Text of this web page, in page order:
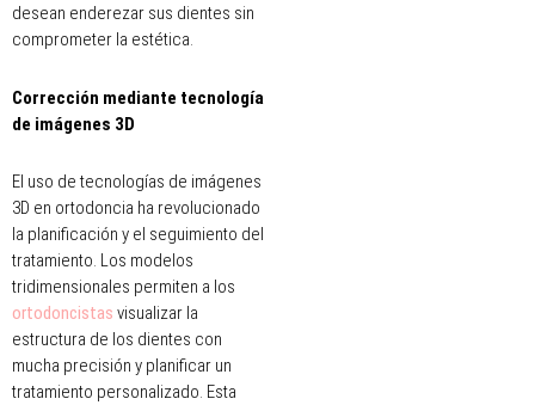
desean enderezar sus dientes sin
comprometer la estética.
Corrección mediante tecnología
de imágenes 3D
El uso de tecnologías de imágenes
3D en ortodoncia ha revolucionado
la planificación y el seguimiento del
tratamiento. Los modelos
tridimensionales permiten a los
ortodoncistas visualizar la
estructura de los dientes con
mucha precisión y planificar un
tratamiento personalizado. Esta